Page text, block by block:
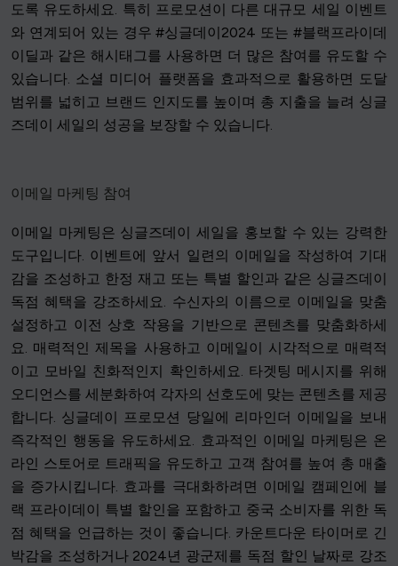
도록 유도하세요. 특히 프로모션이 다른 대규모 세일 이벤트
와 연계되어 있는 경우 #싱글데이2024 또는 #블랙프라이데
이딜과 같은 해시태그를 사용하면 더 많은 참여를 유도할 수
있습니다. 소셜 미디어 플랫폼을 효과적으로 활용하면 도달
범위를 넓히고 브랜드 인지도를 높이며 총 지출을 늘려 싱글
즈데이 세일의 성공을 보장할 수 있습니다.
이메일 마케팅 참여
이메일 마케팅은 싱글즈데이 세일을 홍보할 수 있는 강력한
도구입니다. 이벤트에 앞서 일련의 이메일을 작성하여 기대
감을 조성하고 한정 재고 또는 특별 할인과 같은 싱글즈데이
독점 혜택을 강조하세요. 수신자의 이름으로 이메일을 맞춤
설정하고 이전 상호 작용을 기반으로 콘텐츠를 맞춤화하세
요. 매력적인 제목을 사용하고 이메일이 시각적으로 매력적
이고 모바일 친화적인지 확인하세요. 타겟팅 메시지를 위해
오디언스를 세분화하여 각자의 선호도에 맞는 콘텐츠를 제공
합니다. 싱글데이 프로모션 당일에 리마인더 이메일을 보내
즉각적인 행동을 유도하세요. 효과적인 이메일 마케팅은 온
라인 스토어로 트래픽을 유도하고 고객 참여를 높여 총 매출
을 증가시킵니다. 효과를 극대화하려면 이메일 캠페인에 블
랙 프라이데이 특별 할인을 포함하고 중국 소비자를 위한 독
점 혜택을 언급하는 것이 좋습니다. 카운트다운 타이머로 긴
박감을 조성하거나 2024년 광군제를 독점 할인 날짜로 강조